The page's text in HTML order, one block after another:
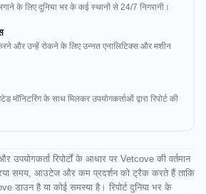
के लिए दुनिया भर के कई स्थानों से 24/7 निगरानी।
और उन्हें रोकने के लिए उन्नत एनालिटिक्स और मशीन
मॉनिटरिंग के साथ मिलकर उपयोगकर्ताओं द्वारा रिपोर्ट की
उपयोगकर्ता रिपोर्टों के आधार पर Vetcove की वर्तमान
समय, आउटेज और कम प्रदर्शन को ट्रैक करते हैं ताकि
डाउन है या कोई समस्या है। रिपोर्ट दुनिया भर के